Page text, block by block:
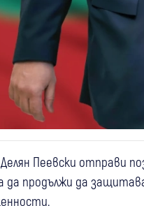
Пеевски отправи
да продължи да